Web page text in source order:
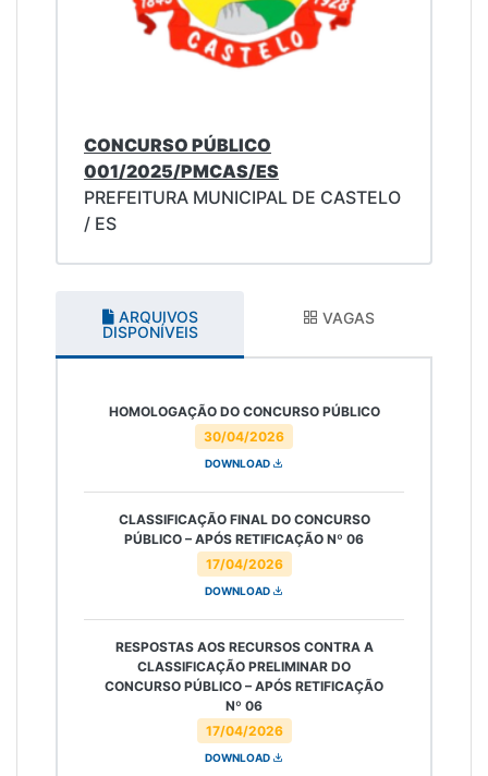
CONCURSO PÚBLICO
001/2025/PMCAS/ES
PREFEITURA MUNICIPAL DE CASTELO
/ ES
ARQUIVOS
DISPONÍVEIS
VAGAS
30/04/2026
HOMOLOGAÇÃO DO CONCURSO PÚBLICO
DOWNLOAD
17/04/2026
CLASSIFICAÇÃO FINAL DO CONCURSO
PÚBLICO – APÓS RETIFICAÇÃO Nº 06
DOWNLOAD
17/04/2026
RESPOSTAS AOS RECURSOS CONTRA A
CLASSIFICAÇÃO PRELIMINAR DO
CONCURSO PÚBLICO – APÓS RETIFICAÇÃO
Nº 06
DOWNLOAD